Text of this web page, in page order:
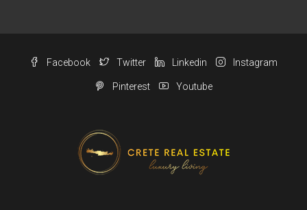
Facebook Twitter Linkedin Instagram
Pinterest Youtube